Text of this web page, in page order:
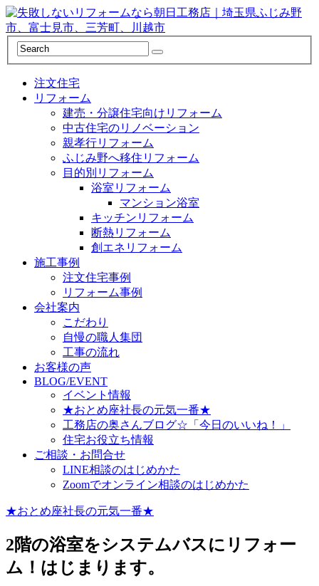
注文住宅
リフォーム
建売・分譲住宅向けリフォーム
中古住宅のリノベーション
親孝行リフォーム
ふじみ野へ移住リフォーム
目的別リフォーム
浴室リフォーム
マンション浴室
キッチンリフォーム
断熱リフォーム
創エネリフォーム
施工事例
注文住宅事例
リフォーム事例
会社案内
こだわり
自慢の職人集団
工事の流れ
お客様の声
BLOG/EVENT
イベント情報
★おとめ座社長の元気一番★
工務店の奥さんブログ☆「今日のいいね！」
住宅お役立ち情報
ご相談・お問合せ
LINE相談のはじめかた
Zoomでオンライン相談のはじめかた
★おとめ座社長の元気一番★
2階の浴室をシステムバスにリフォー
ム！はじまります。